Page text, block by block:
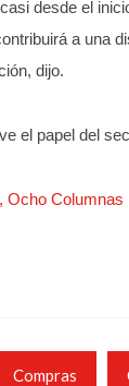
desde el
a una
dijo.
el papel del
Ocho
Compras